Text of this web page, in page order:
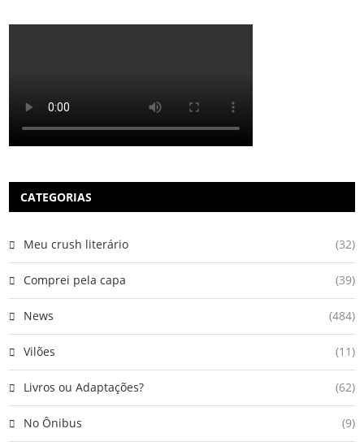
CATEGORIAS
Meu crush literário (32)
Comprei pela capa (39)
News (484)
Vilões (11)
Livros ou Adaptações? (62)
No Ônibus (9)